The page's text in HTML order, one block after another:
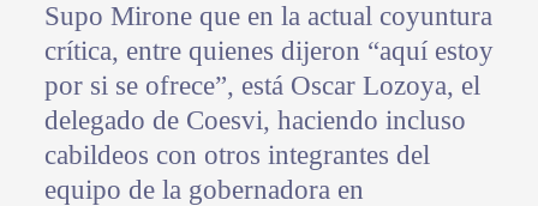
Supo Mirone que en la actual coyuntura
crítica, entre quienes dijeron “aquí estoy
por si se ofrece”, está Oscar Lozoya, el
delegado de Coesvi, haciendo incluso
cabildeos con otros integrantes del
equipo de la gobernadora en